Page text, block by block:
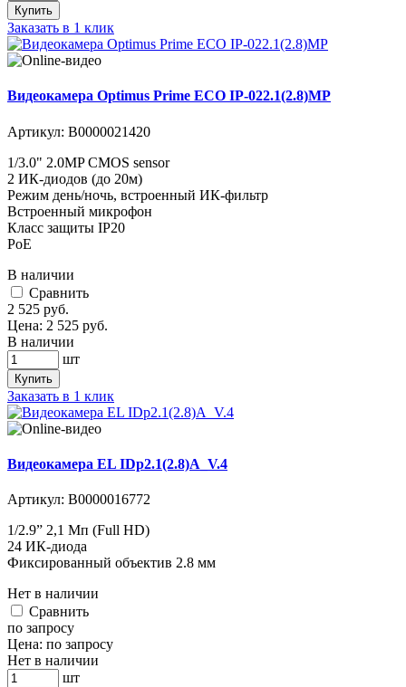
Купить
Заказать в 1 клик
Видеокамера Optimus Prime ECO IP-022.1(2.8)MP
Артикул: В0000021420
1/3.0" 2.0MP CMOS sensor
2 ИК-диодов (до 20м)
Режим день/ночь, встроенный ИК-фильтр
Встроенный микрофон
Класс защиты IР20
PoE
В наличии
Cравнить
2 525 руб.
Цена: 2 525 руб.
В наличии
шт
Купить
Заказать в 1 клик
Видеокамера EL IDp2.1(2.8)A_V.4
Артикул: В0000016772
1/2.9” 2,1 Мп (Full HD)
24 ИК-диода
Фиксированный объектив 2.8 мм
Нет в наличии
Cравнить
по запросу
Цена: по запросу
Нет в наличии
шт